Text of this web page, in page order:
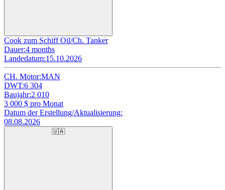
Cook zum Schiff Oil/Ch. Tanker
Dauer:4 months
Landedatum:15.10.2026
CH. Motor:MAN
DWT:6 304
Baujahr:2 010
3 000 $ pro Monat
Datum der Erstellung/Aktualisierung:
08.08.2026
🇺🇦